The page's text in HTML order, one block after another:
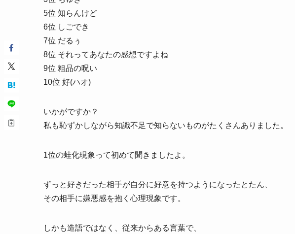
5位 知らんけど
6位 しごでき
7位 だるぅ
8位 それってあなたの感想ですよね
9位 粗品の呪い
10位 好(ハオ)
いかがですか？
私も恥ずかしながら知識不足で知らないものがたくさんありました。
1位の蛙化現象って初めて聞きましたよ。
ずっと好きだった相手が自分に好意を持つようになったとたん、
その相手に嫌悪感を抱く心理現象です。
しかも造語ではなく、従来からある言葉で、